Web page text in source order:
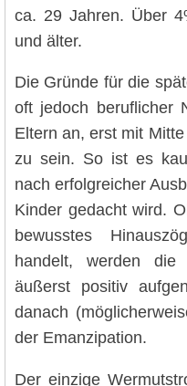
ca. 29 Jahren. Über
und älter.
Die Gründe für die
oft jedoch beruflicher
Eltern an, erst mit
zu sein. So ist es
nach erfolgreicher
Kinder gedacht wird.
bewusstes
handelt, werden
äußerst positiv
danach
der Emanzipation.
Der einzige